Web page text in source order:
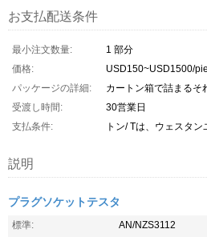
お支払配送条件
最小注文数量:
1 部分
価格:
USD150~USD1500/
パッケージの詳細:
カートン箱で詰まるそ
受渡し時間:
30営業日
支払条件:
トン/ Tは、ウェスタ
説明
プラグソケットテスタ
標準:
AN/NZS3112